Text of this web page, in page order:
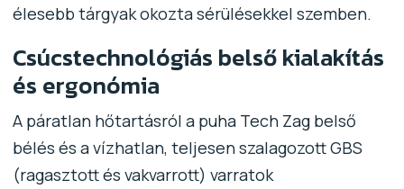
élesebb tárgyak okozta sérülésekkel szemben.
Csúcstechnológiás belső kialakítás
és ergonómia
A páratlan hőtartásról a puha Tech Zag belső
bélés és a vízhatlan, teljesen szalagozott GBS
(ragasztott és vakvarrott) varratok